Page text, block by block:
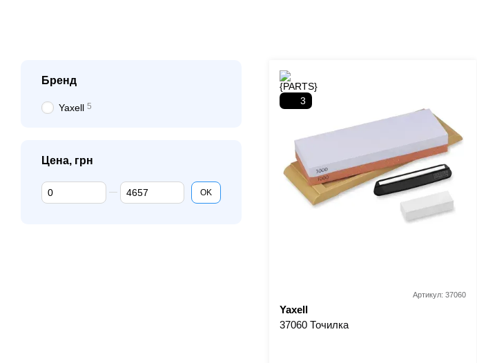
3
Артикул: 37060
Yaxell
37060 Точилка
Бренд
Yaxell 5
Цена, грн
От Цена, грн
До Цена, грн OK